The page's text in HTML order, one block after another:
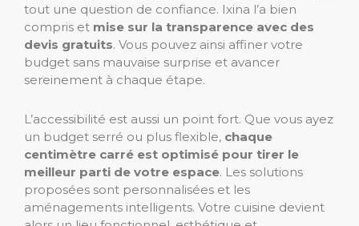
tout une question de confiance. Ixina l’a bien
compris et mise sur la transparence avec des
devis gratuits. Vous pouvez ainsi affiner votre
budget sans mauvaise surprise et avancer
sereinement à chaque étape.
L’accessibilité est aussi un point fort. Que vous ayez
un budget serré ou plus flexible, chaque
centimètre carré est optimisé pour tirer le
meilleur parti de votre espace. Les solutions
proposées sont personnalisées et les
aménagements intelligents. Votre cuisine devient